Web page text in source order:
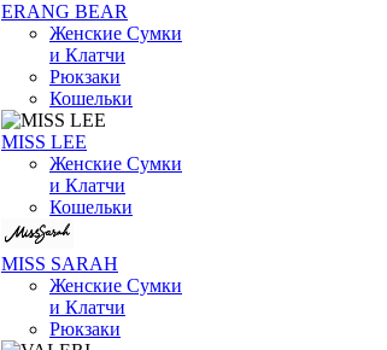
ERANG BEAR
Женские Сумки
и Клатчи
Рюкзаки
Кошельки
MISS LEE
Женские Сумки
и Клатчи
Кошельки
MISS SARAH
Женские Сумки
и Клатчи
Рюкзаки